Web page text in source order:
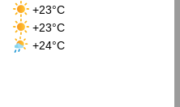
+23°C
+23°C
+24°C